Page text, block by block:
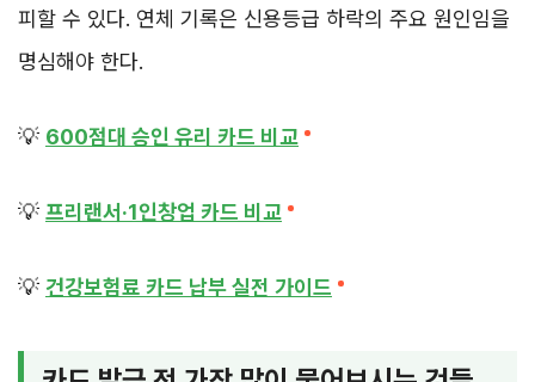
피할 수 있다. 연체 기록은 신용등급 하락의 주요 원인임을
명심해야 한다.
💡 600점대 승인 유리 카드 비교
💡 프리랜서·1인창업 카드 비교
💡 건강보험료 카드 납부 실전 가이드